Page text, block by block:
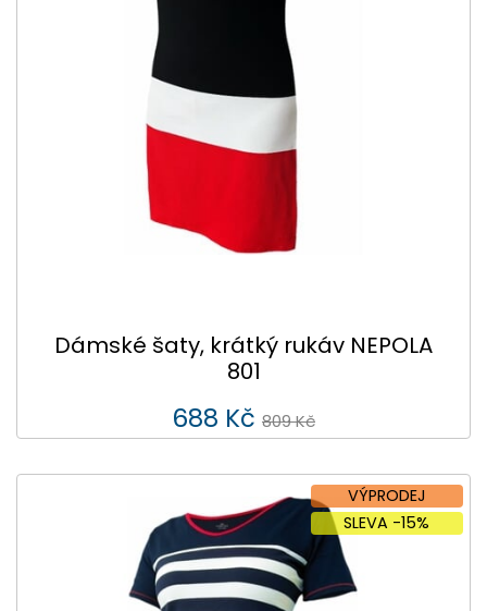
Dámské šaty, krátký rukáv NEPOLA
801
688 Kč 809 Kč
VÝPRODEJ
SLEVA -15%